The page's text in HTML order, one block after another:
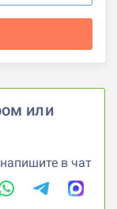
или
напишите в чат